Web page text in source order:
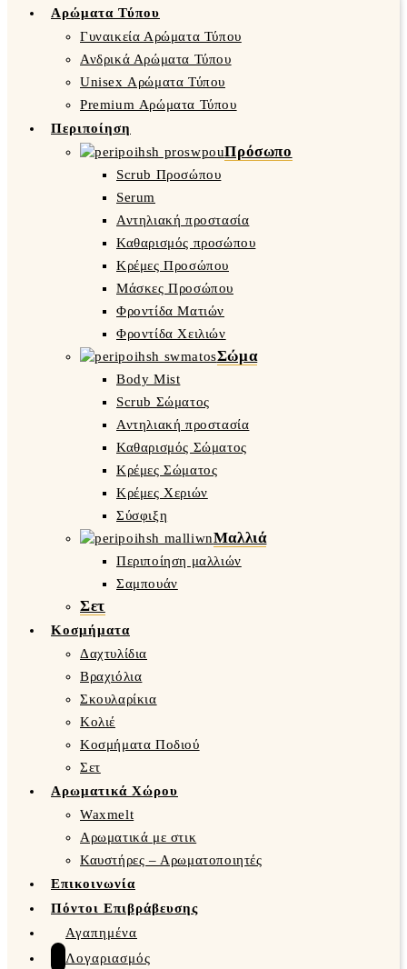
Αρώματα Τύπου
Γυναικεία Αρώματα Τύπου
Ανδρικά Αρώματα Τύπου
Unisex Αρώματα Τύπου
Premium Αρώματα Τύπου
Περιποίηση
Πρόσωπο
Scrub Προσώπου
Serum
Αντηλιακή προστασία
Καθαρισμός προσώπου
Κρέμες Προσώπου
Μάσκες Προσώπου
Φροντίδα Ματιών
Φροντίδα Χειλιών
Σώμα
Body Mist
Scrub Σώματος
Αντηλιακή προστασία
Καθαρισμός Σώματος
Κρέμες Σώματος
Κρέμες Χεριών
Σύσφιξη
Μαλλιά
Περιποίηση μαλλιών
Σαμπουάν
Σετ
Κοσμήματα
Δαχτυλίδια
Βραχιόλια
Σκουλαρίκια
Κολιέ
Κοσμήματα Ποδιού
Σετ
Αρωματικά Χώρου
Waxmelt
Αρωματικά με στικ
Καυστήρες – Αρωματοποιητές
Επικοινωνία
Πόντοι Επιβράβευσης
Αγαπημένα
Λογαριασμός